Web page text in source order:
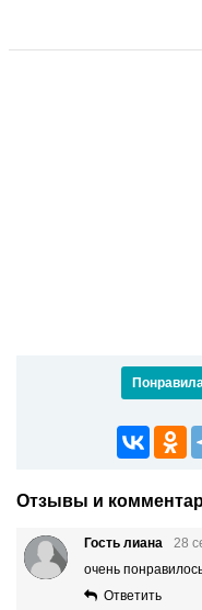
Отзывы и
Гость лиана
28
очень
Ответить